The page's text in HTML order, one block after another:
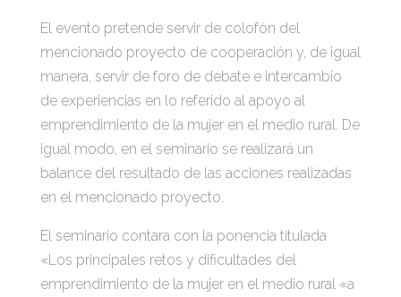
El evento pretende servir de colofón del
mencionado proyecto de cooperación y, de igual
manera, servir de foro de debate e intercambio
de experiencias en lo referido al apoyo al
emprendimiento de la mujer en el medio rural. De
igual modo, en el seminario se realizará un
balance del resultado de las acciones realizadas
en el mencionado proyecto.
El seminario contara con la ponencia titulada
«Los principales retos y dificultades del
emprendimiento de la mujer en el medio rural «a